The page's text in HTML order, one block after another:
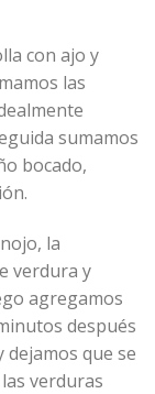
con ajo y
las
sumamos
bocado,
la
verdura y
agregamos
después
dejamos que se
verduras